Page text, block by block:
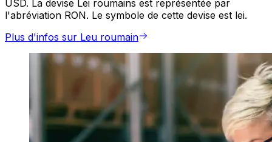
USD. La devise Lei roumains est représentée par
l'abréviation RON. Le symbole de cette devise est lei.
Plus d'infos sur Leu roumain